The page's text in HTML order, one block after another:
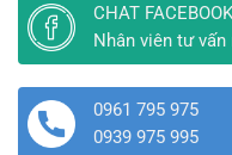
CHAT FACEBOOK
Nhân viên tư vấn
0961 795 975
0939 975 995